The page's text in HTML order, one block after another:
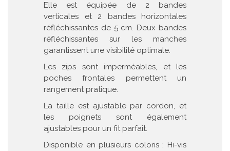
Elle est équipée de 2 bandes
verticales et 2 bandes horizontales
réfléchissantes de 5 cm. Deux bandes
réfléchissantes sur les manches
garantissent une visibilité optimale.
Les zips sont imperméables, et les
poches frontales permettent un
rangement pratique.
La taille est ajustable par cordon, et
les poignets sont également
ajustables pour un fit parfait.
Disponible en plusieurs coloris : Hi-vis